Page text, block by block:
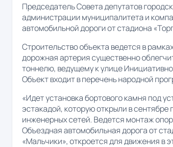
Председатель Совета депутатов
администрации муниципалитета и
автомобильной дороги от стадиона
Строительство объекта ведется в
дорожная артерия существенно
тоннелю, ведущему к улице
Объект входит в перечень народной
«Идет установка бортового камня под
эстакадой, которую открыли в
инженерных сетей. Ведется монтаж
Объездная автомобильная дорога от
«Мальчики», откроется для движения в